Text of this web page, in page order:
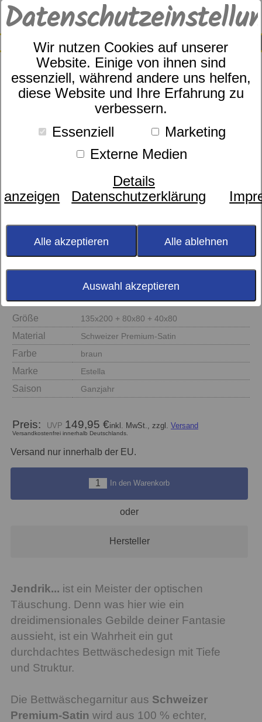
Wir nutzen Cookies auf unserer
Website. Einige von ihnen sind
essenziell, während andere uns helfen,
diese Website und Ihre Erfahrung zu
verbessern.
Essenziell
Marketing
Externe Medien
Details
anzeigen
Datenschutzerklärung
Alle akzeptieren Alle ablehnen
Auswahl akzeptieren
SUCHE
0
Estella Art.Nr. 2167/180
Größe 135x200 + 80x80 + 40x80
Material Schweizer Premium-Satin
Farbe braun
Marke Estella
Saison Ganzjahr
Preis: 149,95 €inkl. MwSt., zzgl. Versand
Versandkostenfrei innerhalb Deutschlands.
Versand nur innerhalb der EU.
In den Warenkorb
oder
Hersteller
Jendrik... ist ein Meister der optischen
Täuschung. Denn was hier wie ein
dreidimensionales Gebilde deiner Fantasie
aussieht, ist ein Wahrheit ein gut
durchdachtes Bettwäschedesign mit Tiefe
und Struktur.
Die Bettwäschegarnitur aus Schweizer
Premium-Satin wird aus 100 % echter,